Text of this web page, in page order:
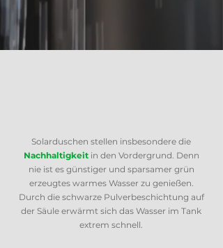
Solarduschen stellen insbesondere die
Nachhaltigkeitin den Vordergrund. Denn
nie ist es günstiger und sparsamer grün
erzeugtes warmes Wasser zu genießen.
Durch die schwarze Pulverbeschichtung auf
der Säule erwärmt sich das Wasser im Tank
extrem schnell.